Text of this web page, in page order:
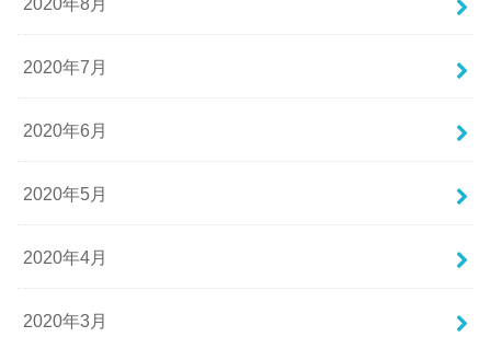
2020年7月
2020年6月
2020年5月
2020年4月
2020年3月